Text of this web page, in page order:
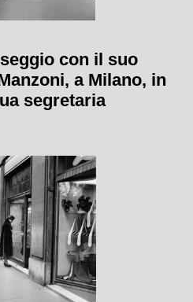
con il suo
a Milano, in
segretaria